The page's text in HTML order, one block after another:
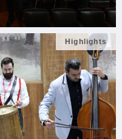
Highlights